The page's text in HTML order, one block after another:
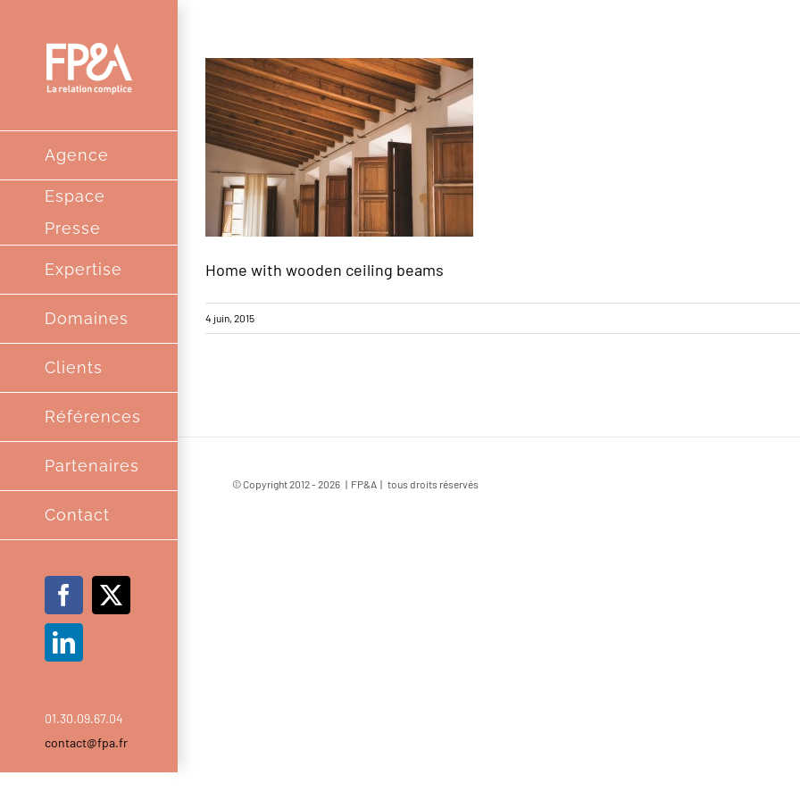
contenu
Agence
Espace
Presse
Expertise
Domaines
Clients
Références
Partenaires
Contact
Facebook
X
LinkedIn
01.30.09.67.04
contact@fpa.fr
Home with wooden ceiling beams
4 juin, 2015
© Copyright 2012 -2026 | FP&A | tous droits réservés